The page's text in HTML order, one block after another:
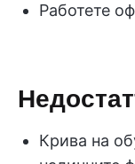
Работете
Крива на